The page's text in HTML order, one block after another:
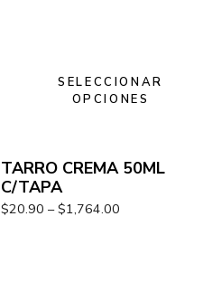
SELECCIONAR
OPCIONES
TARRO CREMA 50ML
C/TAPA
$20.90 – $1,764.00